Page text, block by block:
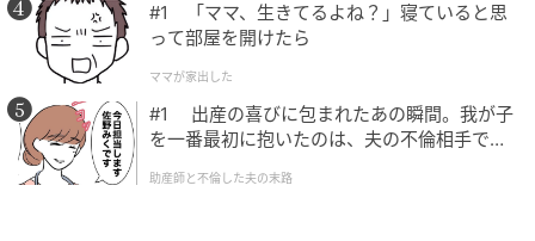
andGIRL
#1 「ママ、生きてるよね？」寝ていると思
って部屋を開けたら
ママが家出した
#1 出産の喜びに包まれたあの瞬間。我が子
を一番最初に抱いたのは、夫の不倫相手でし
助産師と不倫した夫の末路